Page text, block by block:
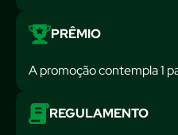
PRÊMIO
A promoção contempla 1
REGULAMENTO